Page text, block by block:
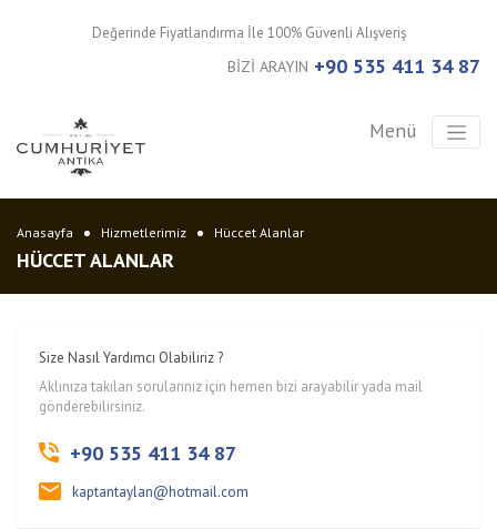
Değerinde Fiyatlandırma İle 100% Güvenli Alışveriş
BİZİ ARAYIN +90 535 411 34 87
Menü
Anasayfa Hizmetlerimiz Hüccet Alanlar
HÜCCET ALANLAR
Size Nasıl Yardımcı Olabiliriz ?
Aklınıza takılan sorularınız için hemen bizi arayabilir yada mail
gönderebilirsiniz.
+90 535 411 34 87
kaptantaylan@hotmail.com